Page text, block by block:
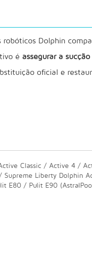
Dolphin
é assegurar a
oficial e
Classic / Active 4
Liberty Dolphin
E80 / Pulit E90